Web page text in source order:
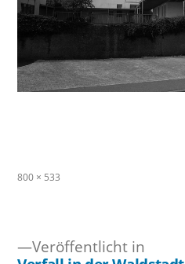
Originalgröße
800 × 533
Veröffentlicht in